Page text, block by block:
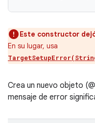
Este constructor
En su lugar, usa
Crea un nuevo objeto
mensaje de error